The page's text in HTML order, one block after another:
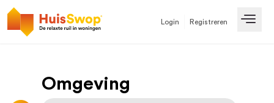
Login Registreren
Omgeving